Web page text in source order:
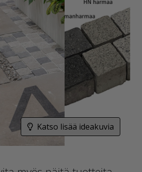
Katso lisää ideakuvia